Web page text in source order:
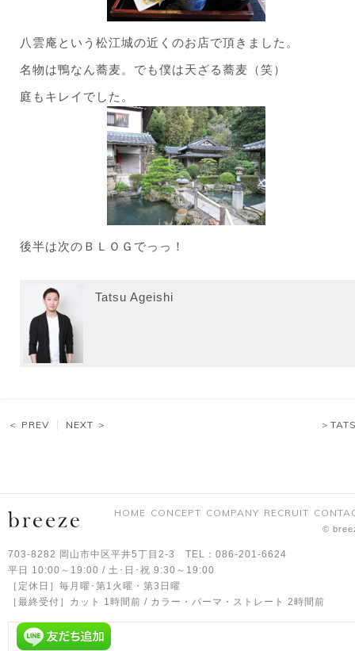
八雲庵という松江城の近くのお店で頂きました。
名物は鴨なん蕎麦。でも僕は天ざる蕎麦（笑）
庭もキレイでした。
後半は次のＢＬＯＧでっっ！
Tatsu Ageishi
＞
＜ PREV NEXT ＞
HOME CONCEPT COMPANY RECRUIT
©
703-8282 岡山市中区平井5丁目2-3 TEL：086-201-6624
平日 10:00～19:00 / 土･日･祝 9:30～19:00
［定休日］毎月曜･第1火曜・第3日曜
［最終受付］カット 1時間前 / カラー・パーマ・ストレート 2時間前